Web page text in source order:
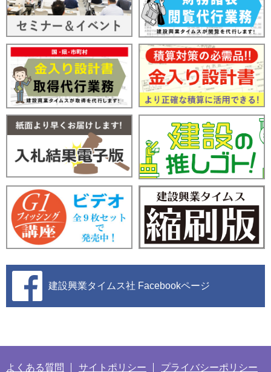
建設興業タイムス社 Facebookページ
よくある質問 サイトポリシー プライバシーポリシー